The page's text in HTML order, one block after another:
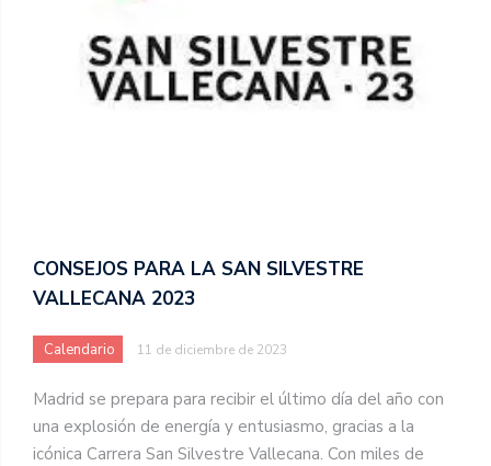
CONSEJOS PARA LA SAN SILVESTRE
VALLECANA 2023
Calendario 11 de diciembre de 2023
Madrid se prepara para recibir el último día del año con
una explosión de energía y entusiasmo, gracias a la
icónica Carrera San Silvestre Vallecana. Con miles de